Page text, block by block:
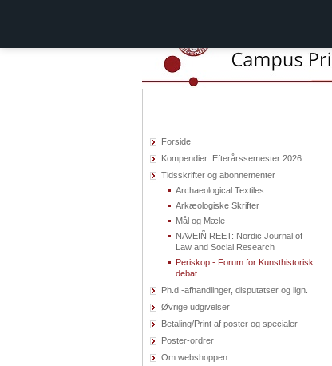
Forside
Kompendier: Efterårssemester 2026
Tidsskrifter og abonnementer
Archaeological Textiles
Arkæologiske Skrifter
Mål og Mæle
NAVEIÑ REET: Nordic Journal of
Law and Social Research
Periskop - Forum for Kunsthistorisk
debat
Ph.d.-afhandlinger, disputatser og lign.
Øvrige udgivelser
Betaling/Print af poster og specialer
Poster-ordrer
Om webshoppen